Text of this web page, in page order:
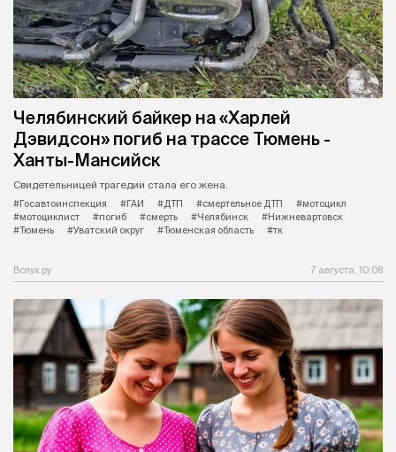
Челябинский байкер на «Харлей
Дэвидсон» погиб на трассе Тюмень -
Ханты-Мансийск
Свидетельницей трагедии стала его жена.
#Госавтоинспекция
#ГАИ #ДТП #смертельное ДТП
#мотоцикл
#мотоциклист
#погиб #смерть #Челябинск
#Нижневартовск
#Тюмень
#Уватский округ #Тюменская область #тк
Вслух.ру 7 августа, 10:08